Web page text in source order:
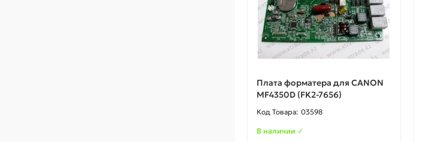
Плата форматера для CANON
MF4350D (FK2-7656)
03598
В наличии ✓